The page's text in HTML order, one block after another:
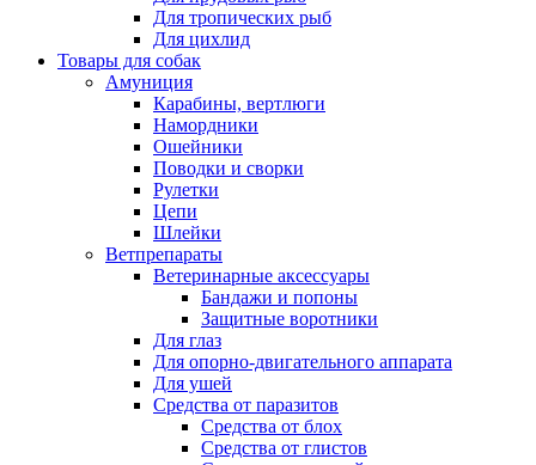
Для тропических рыб
Для цихлид
Товары для собак
Амуниция
Карабины, вертлюги
Намордники
Ошейники
Поводки и сворки
Рулетки
Цепи
Шлейки
Ветпрепараты
Ветеринарные аксессуары
Бандажи и попоны
Защитные воротники
Для глаз
Для опорно-двигательного аппарата
Для ушей
Средства от паразитов
Средства от блох
Средства от глистов